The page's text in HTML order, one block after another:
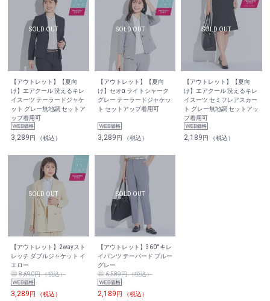
【アウトレット】【夏向
け】エアクール 洗えるキレ
イスーツ テーラードジャケ
ット グレー無地調 セットア
ップ着用可
3,289円 （税込）
【アウトレット】【夏向
け】セオα ライトシャーク
グレー テーラードジャケッ
ト セットアップ着用可
3,289円 （税込）
【アウトレット】【夏向
け】エアクール 洗えるキレ
イスーツ セミフレアスカー
ト グレー無地調 セットアッ
プ着用可
2,189円 （税込）
【アウトレット】2wayスト
レッチ ダブルジャケット イ
エロー
8,690円 （税込）
3,289円 （税込）
【アウトレット】360°キレ
イパンツ テーパード ブルー
グレー
6,589円 （税込）
2,189円 （税込）